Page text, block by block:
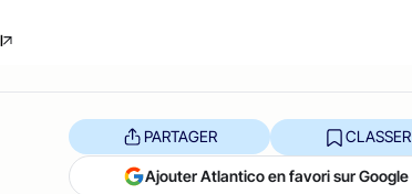
PARTAGER CLASSER
Ajouter Atlantico en favori sur Google